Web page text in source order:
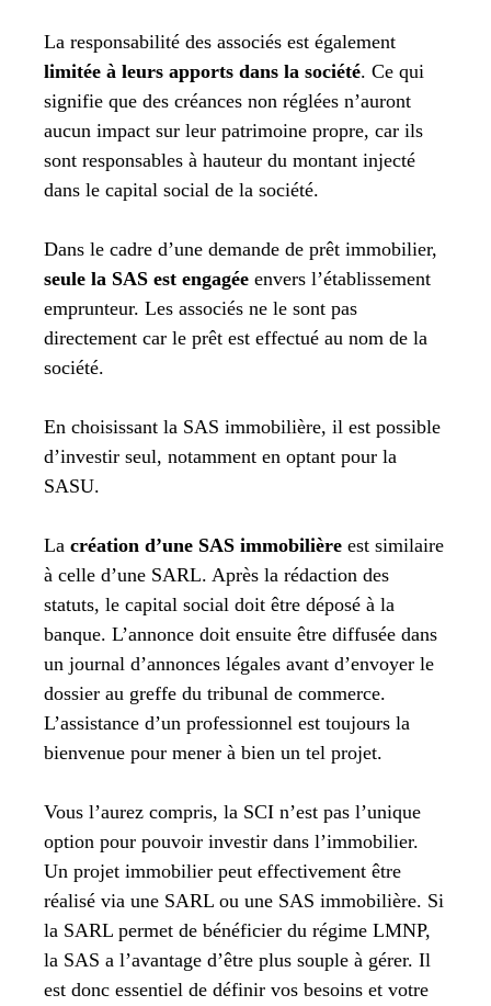
La responsabilité des associés est également
limitée à leurs apports dans la société. Ce qui
signifie que des créances non réglées n’auront
aucun impact sur leur patrimoine propre, car ils
sont responsables à hauteur du montant injecté
dans le capital social de la société.
Dans le cadre d’une demande de prêt immobilier,
seule la SAS est engagée envers l’établissement
emprunteur. Les associés ne le sont pas
directement car le prêt est effectué au nom de la
société.
En choisissant la SAS immobilière, il est possible
d’investir seul, notamment en optant pour la
SASU.
La création d’une SAS immobilière est similaire
à celle d’une SARL. Après la rédaction des
statuts, le capital social doit être déposé à la
banque. L’annonce doit ensuite être diffusée dans
un journal d’annonces légales avant d’envoyer le
dossier au greffe du tribunal de commerce.
L’assistance d’un professionnel est toujours la
bienvenue pour mener à bien un tel projet.
Vous l’aurez compris, la SCI n’est pas l’unique
option pour pouvoir investir dans l’immobilier.
Un projet immobilier peut effectivement être
réalisé via une SARL ou une SAS immobilière. Si
la SARL permet de bénéficier du régime LMNP,
la SAS a l’avantage d’être plus souple à gérer. Il
est donc essentiel de définir vos besoins et votre